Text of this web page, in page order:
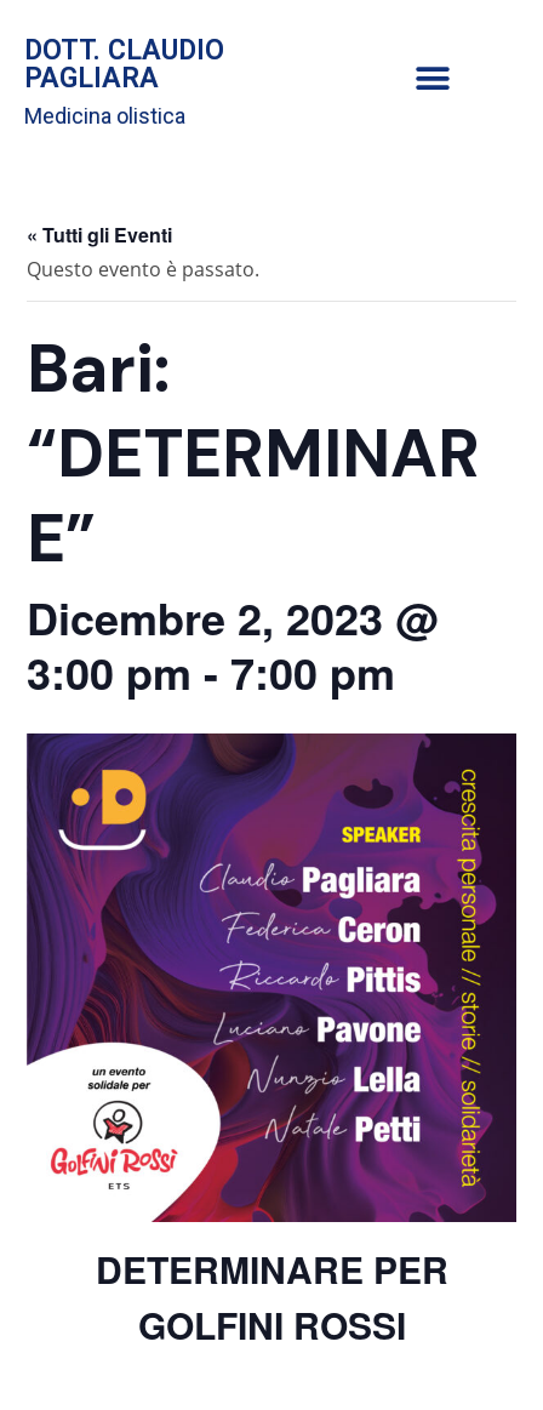
DOTT. CLAUDIO
PAGLIARA
Medicina olistica
« Tutti gli Eventi
Questo evento è passato.
Bari:
“DETERMINAR
E”
Dicembre 2, 2023 @
3:00 pm - 7:00 pm
DETERMINARE PER
GOLFINI ROSSI